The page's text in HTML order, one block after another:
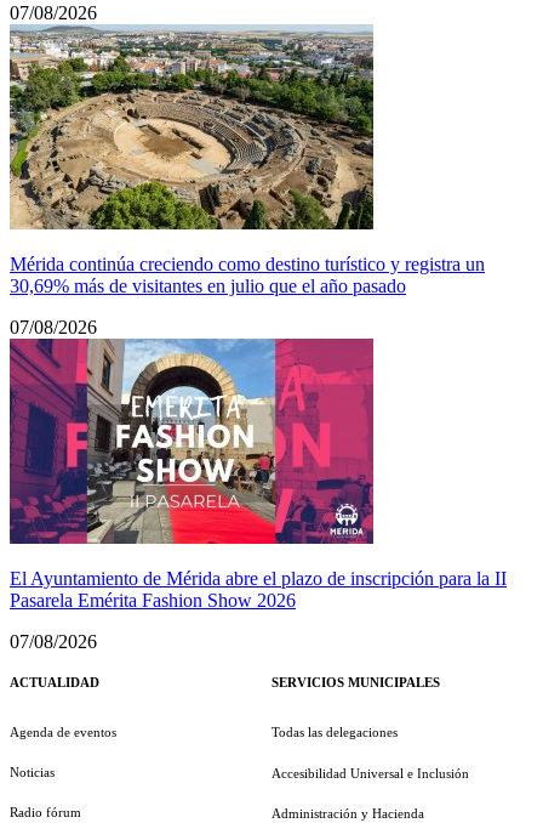
07/08/2026
Mérida continúa creciendo como destino turístico y registra un
30,69% más de visitantes en julio que el año pasado
07/08/2026
El Ayuntamiento de Mérida abre el plazo de inscripción para la II
Pasarela Emérita Fashion Show 2026
07/08/2026
ACTUALIDAD
Agenda de eventos
Noticias
Radio fórum
SERVICIOS MUNICIPALES
Todas las delegaciones
Accesibilidad Universal e Inclusión
Administración y Hacienda